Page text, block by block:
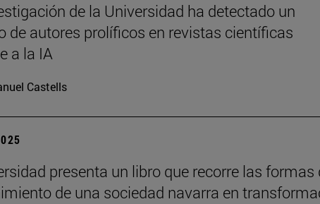
de la Universidad ha detectado un
de autores prolíficos en revistas científicas
a la IA
Castells
presenta un libro que recorre las formas
de una sociedad navarra en